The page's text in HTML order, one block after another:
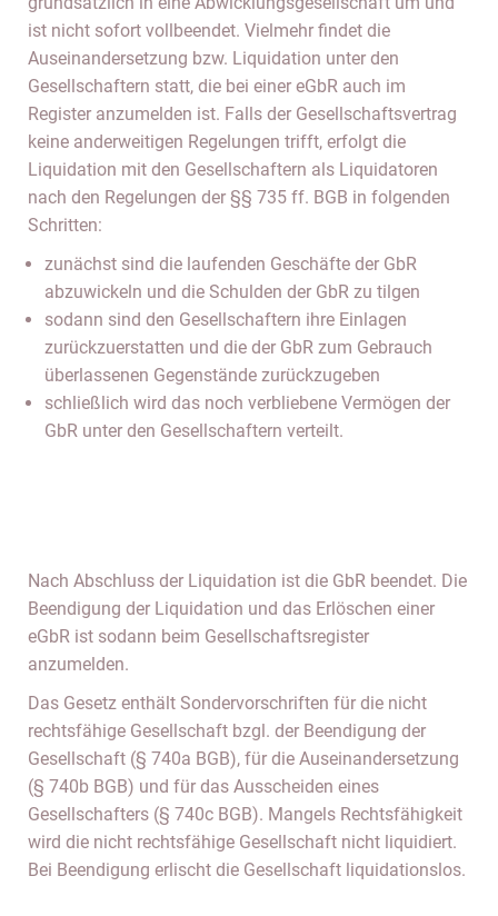
ist nicht sofort vollbeendet. Vielmehr findet die
Auseinandersetzung bzw. Liquidation unter den
Gesellschaftern statt, die bei einer eGbR auch im
Register anzumelden ist. Falls der Gesellschaftsvertrag
keine anderweitigen Regelungen trifft, erfolgt die
Liquidation mit den Gesellschaftern als Liquidatoren
nach den Regelungen der §§ 735 ff. BGB in folgenden
Schritten:
zunächst sind die laufenden Geschäfte der GbR
abzuwickeln und die Schulden der GbR zu tilgen
sodann sind den Gesellschaftern ihre Einlagen
zurückzuerstatten und die der GbR zum Gebrauch
überlassenen Gegenstände zurückzugeben
schließlich wird das noch verbliebene Vermögen der
GbR unter den Gesellschaftern verteilt.
Nach Abschluss der Liquidation ist die GbR beendet. Die
Beendigung der Liquidation und das Erlöschen einer
eGbR ist sodann beim Gesellschaftsregister
anzumelden.
Das Gesetz enthält Sondervorschriften für die nicht
rechtsfähige Gesellschaft bzgl. der Beendigung der
Gesellschaft (§ 740a BGB), für die Auseinandersetzung
(§ 740b BGB) und für das Ausscheiden eines
Gesellschafters (§ 740c BGB). Mangels Rechtsfähigkeit
wird die nicht rechtsfähige Gesellschaft nicht liquidiert.
Bei Beendigung erlischt die Gesellschaft liquidationslos.